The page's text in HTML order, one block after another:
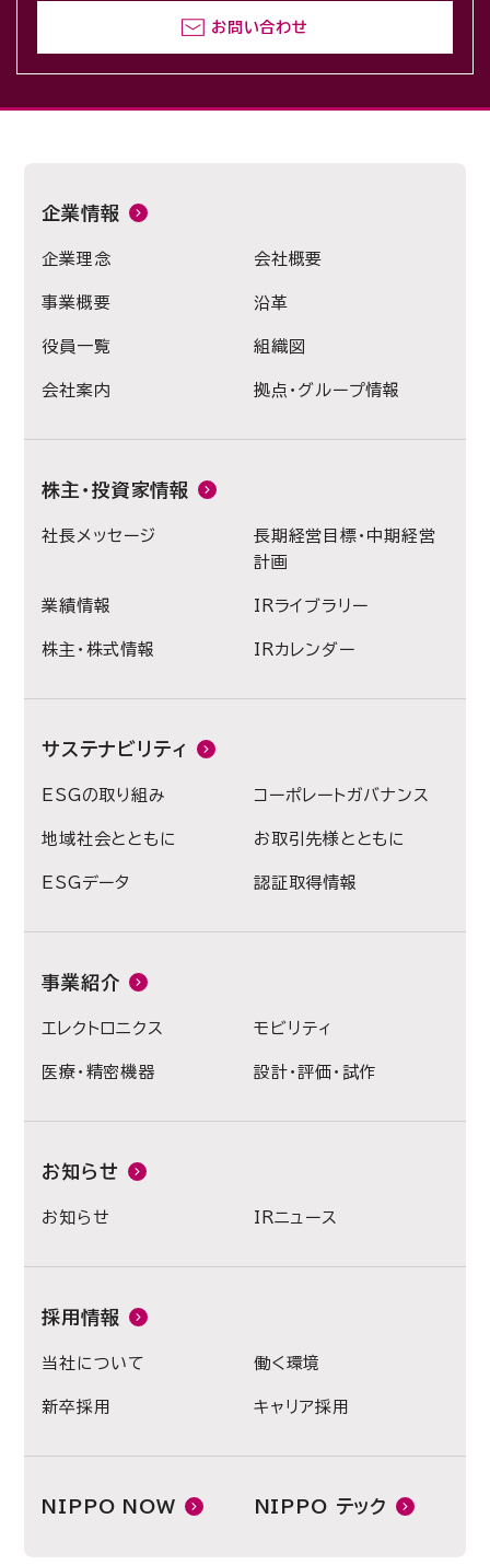
お問い合わせ
企業情報
企業理念 会社概要
事業概要 沿革
役員一覧 組織図
会社案内 拠点・グループ情報
株主・投資家情報
社長メッセージ
長期経営目標・中期経営
計画
業績情報 IRライブラリー
株主・株式情報 IRカレンダー
サステナビリティ
ESGの取り組み コーポレートガバナンス
地域社会とともに お取引先様とともに
ESGデータ 認証取得情報
事業紹介
エレクトロニクス モビリティ
医療・精密機器 設計・評価・試作
お知らせ
お知らせ IRニュース
採用情報
当社について 働く環境
新卒採用 キャリア採用
NIPPO NOW NIPPO テック